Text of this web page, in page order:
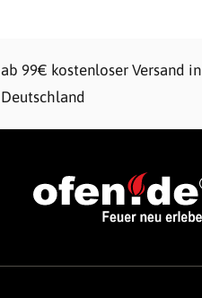
ab 99€ kostenloser Versand in
Deutschland